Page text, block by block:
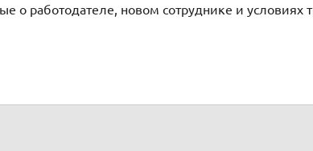
о работодателе, новом сотруднике и условиях